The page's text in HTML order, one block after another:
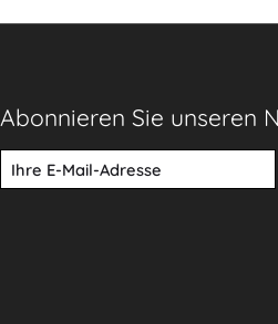
Abonnieren Sie unseren